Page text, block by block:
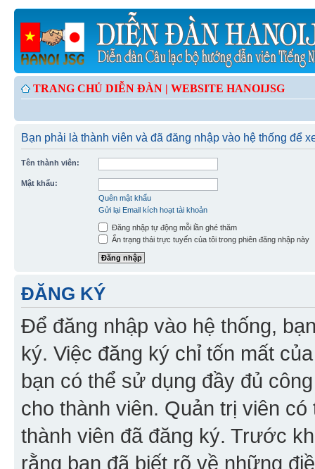
TRANG CHỦ DIỄN ĐÀN | WEBSITE HANOIJSG
Bạn phải là thành viên và đã đăng nhập vào hệ thống để
Tên thành viên:
Mật khẩu:
Quên mật khẩu
Gửi lại Email kích hoạt tài khoản
Đăng nhập tự động mỗi lần ghé thăm
Ẩn trạng thái trực tuyến của tôi trong phiên đăng nhập này
ĐĂNG KÝ
Để đăng nhập vào hệ thống,
ký. Việc đăng ký chỉ tốn mất
bạn có thể sử dụng đầy đủ
cho thành viên. Quản trị viên
thành viên đã đăng ký. Trước
rằng bạn đã biết rõ về những